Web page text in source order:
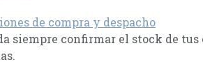
de compra y despacho
siempre confirmar el stock de tus